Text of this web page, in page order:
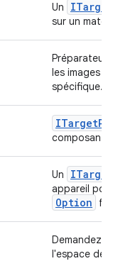
Un ITarget
sur un
Préparateur
les images
spécifique.
ITarget
composant
Un ITarget
appareil
Option
Demandez
l'espace de